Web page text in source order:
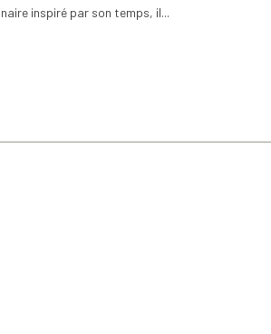
inspiré par son temps, il...